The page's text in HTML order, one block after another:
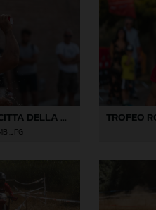
TROFEO R04 - CITTA DELLA PIEVE-224
.JPG